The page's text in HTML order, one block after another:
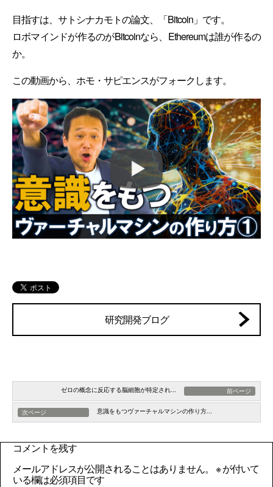
目指すは、サトシナカモトの論文、「Bitcoin」です。
ロボマインドが作るのがBitcoinなら、Ethereumは誰が作るの
か。
この動画から、ホモ・サピエンスがフォークします。
研究開発ブログ
ゼロの概念に反応する脳細胞が特定され... 前ページ
次ページ 意識をもつヴァーチャルマシンの作り方...
コメントを残す
メールアドレスが公開されることはありません。 ※が付いて
いる欄は必須項目です